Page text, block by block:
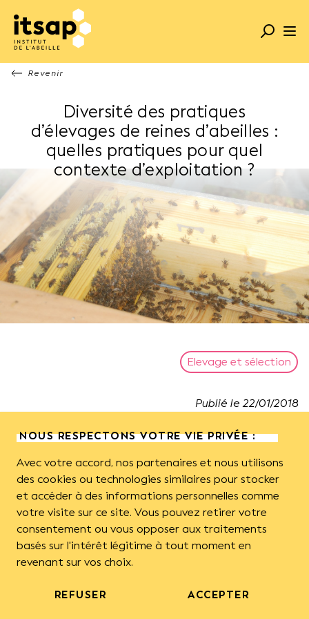
Revenir
Diversité des pratiques
d’élevages de reines d’abeilles :
quelles pratiques pour quel
contexte d’exploitation ?
Publié le22/01/2018
Elevage et sélection
d’un état des lieux des pratiques d’élevage
de reines d’abeille réalisé dans le cadre d’un
stage de fin d’études d’ingénieur UniLaSalle
effectué de février à août 2017 au sein de
l’ITSAP – Institut de l’Abeille, en
collaboration avec l’ANERCEA et l’INRA de
Toulouse.
Ce travail doit permettre, à terme, d’aider à
NOUS RESPECTONS VOTRE VIE PRIVÉE :
Avec votre accord, nos partenaires et nous utilisons
des cookies ou technologies similaires pour stocker
et accéder à des informations personnelles comme
votre visite sur ce site. Vous pouvez retirer votre
consentement ou vous opposer aux traitements
basés sur l'intérêt légitime à tout moment en
revenant sur vos choix.
REFUSER ACCEPTER